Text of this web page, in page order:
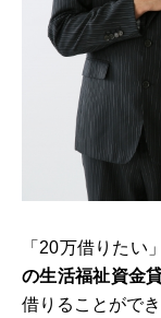
「20万借りたい
の生活福祉資金
借りることができ